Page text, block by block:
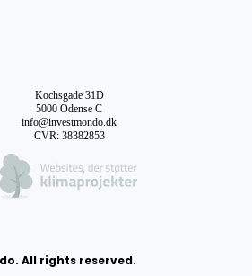
Kochsgade 31D
5000 Odense C
info@investmondo.dk
CVR: 38382853
All rights reserved.